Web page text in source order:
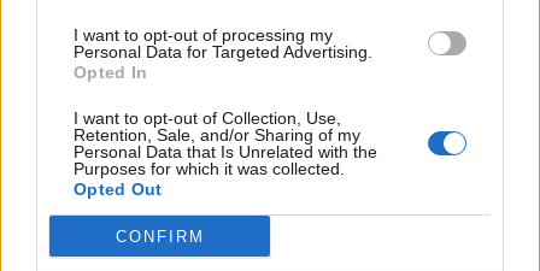
I want to opt-out of processing my
Personal Data for Targeted Advertising.
Opted In
I want to opt-out of Collection, Use,
Retention, Sale, and/or Sharing of my
Personal Data that Is Unrelated with the
Purposes for which it was collected.
Opted Out
CONFIRM
Autore
Redazione Fantacalcio.it